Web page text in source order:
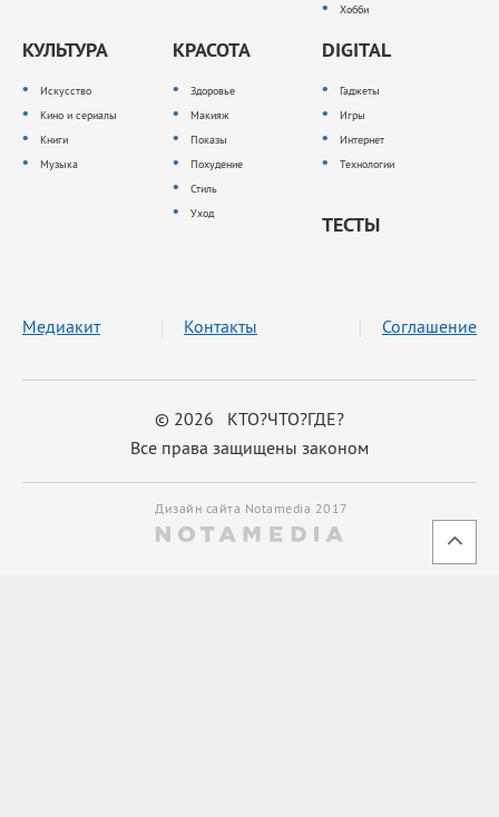
Хобби
КУЛЬТУРА
Искусство
Кино и сериалы
Книги
Музыка
КРАСОТА
Здоровье
Макияж
Показы
Похудение
Стиль
Уход
DIGITAL
Гаджеты
Игры
Интернет
Технологии
ТЕСТЫ
© 2026 КТО?ЧТО?ГДЕ?
Все права защищены законом
Медиакит Контакты Соглашение
Дизайн сайта Notamedia 2017